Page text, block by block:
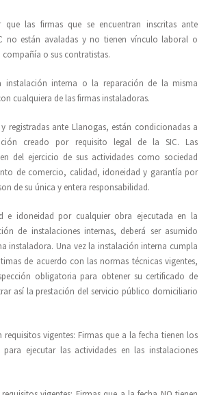
que las firmas que se encuentran inscritas ante
no están avaladas y no tienen vínculo laboral o
o sus contratistas.
instalación interna o la reparación de la misma
cualquiera de las firmas instaladoras.
registradas ante Llanogas, están condicionadas a
creado por requisito legal de la SIC. Las
del ejercicio de sus actividades como sociedad
de comercio, calidad, idoneidad y garantía por
de su única y entera responsabilidad.
e idoneidad por cualquier obra ejecutada en la
de instalaciones internas, deberá ser asumido
instaladora. Una vez la instalación interna cumpla
de acuerdo con las normas técnicas vigentes,
obligatoria para obtener su certificado de
así la prestación del servicio público domiciliario
requisitos vigentes: Firmas que a la fecha tienen los
para ejecutar las actividades en las instalaciones